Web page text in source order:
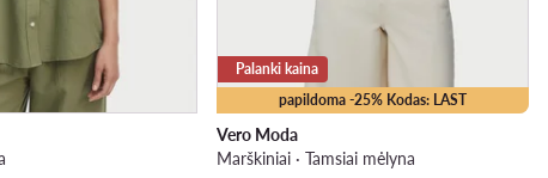
papildoma -25% Kodas: LAST
Palanki kaina
Vero Moda
Marškiniai · Tamsiai mėlyna